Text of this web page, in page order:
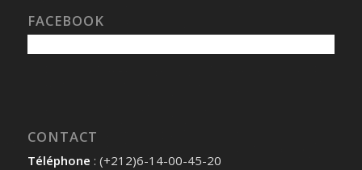
FACEBOOK
CONTACT
Téléphone : (+212)6-14-00-45-20